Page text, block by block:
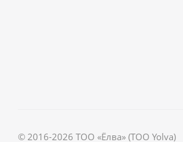
© 2016-2026 ТОО «Ёлва» (TOO Yolva)